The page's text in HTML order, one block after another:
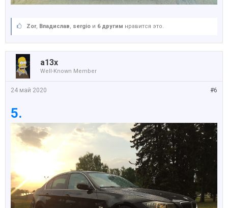
Zor, Владислав sergio и 6 другим нравится это.
a13x
Well-Known Member
#6
24 май 2020
5.